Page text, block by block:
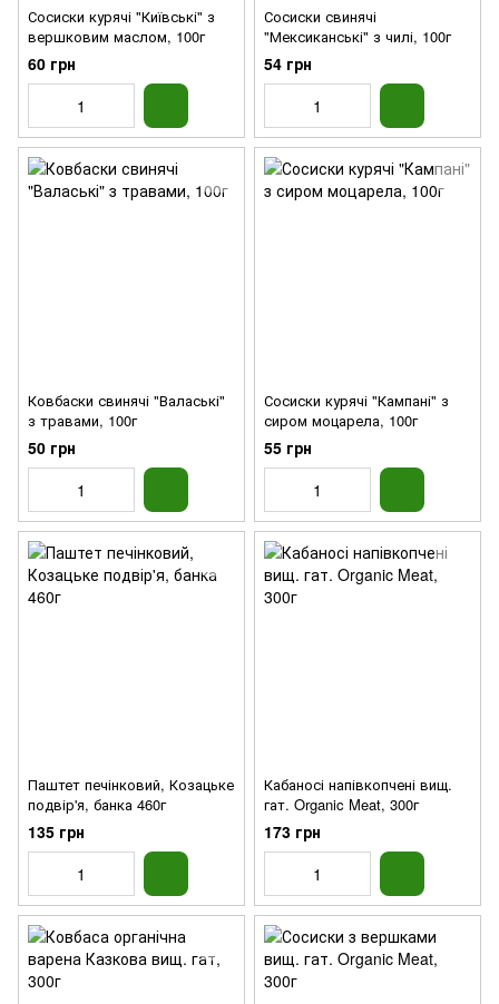
Сосиски курячі "Київські" з
вершковим маслом, 100г
60 грн
Сосиски свинячі
"Мексиканські" з чилі, 100г
54 грн
Ковбаски свинячі "Валаські"
з травами, 100г
50 грн
Сосиски курячі "Кампані" з
сиром моцарела, 100г
55 грн
Паштет печінковий, Козацьке
подвір'я, банка 460г
135 грн
Кабаносі напівкопчені вищ.
гат. Organic Meat, 300г
173 грн